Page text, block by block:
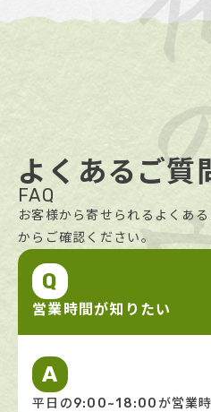
よくあるご質
FAQ
お客様から寄せられるよくあ
からご確認ください。
Q
営業時間が知りたい
A
平日の9:00~18:00が営業時